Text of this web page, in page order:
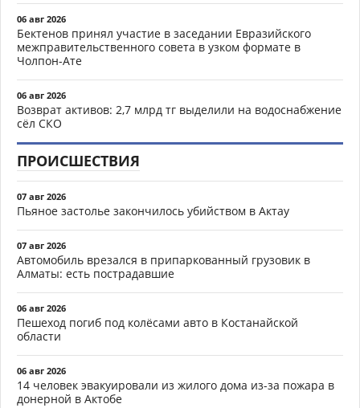
06 авг 2026
Бектенов принял участие в заседании Евразийского
межправительственного совета в узком формате в
Чолпон-Ате
06 авг 2026
Возврат активов: 2,7 млрд тг выделили на водоснабжение
сёл СКО
ПРОИСШЕСТВИЯ
07 авг 2026
Пьяное застолье закончилось убийством в Актау
07 авг 2026
Автомобиль врезался в припаркованный грузовик в
Алматы: есть пострадавшие
06 авг 2026
Пешеход погиб под колёсами авто в Костанайской
области
06 авг 2026
14 человек эвакуировали из жилого дома из-за пожара в
донерной в Актобе